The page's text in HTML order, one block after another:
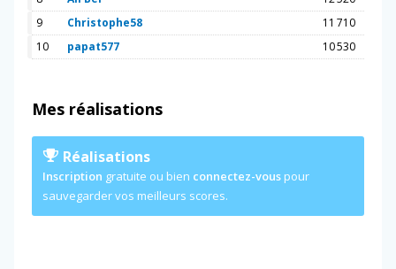
9
Christophe58
11 710
10
papat577 10 530
Mes réalisations
Réalisations
Inscription gratuite ou bien connectez-vous pour
sauvegarder vos meilleurs scores.